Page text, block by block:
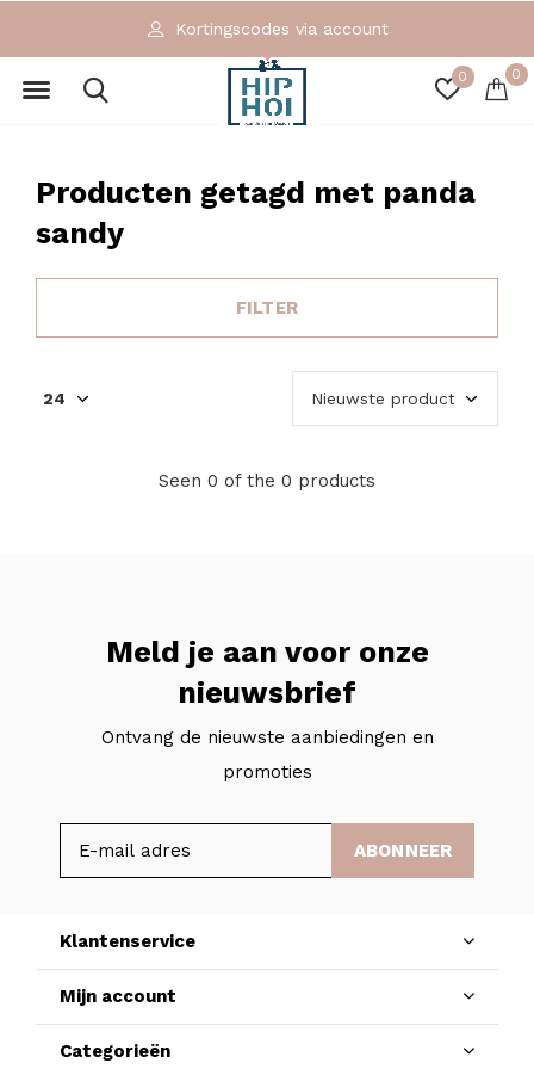
0 0
Kortingscodes via account
Producten getagd met panda
sandy
FILTER
Seen 0 of the 0 products
Meld je aan voor onze
nieuwsbrief
Ontvang de nieuwste aanbiedingen en
promoties
ABONNEER
Klantenservice
Mijn account
Categorieën